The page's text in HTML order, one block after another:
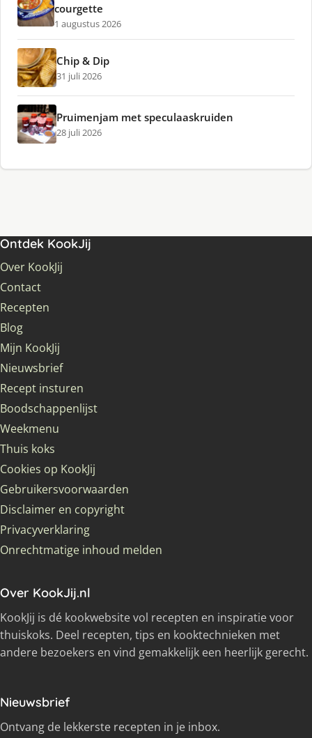
courgette
1 augustus 2026
Chip & Dip
31 juli 2026
Pruimenjam met speculaaskruiden
28 juli 2026
Ontdek KookJij
Over KookJij
Contact
Recepten
Blog
Mijn KookJij
Nieuwsbrief
Recept insturen
Boodschappenlijst
Weekmenu
Thuis koks
Cookies op KookJij
Gebruikersvoorwaarden
Disclaimer en copyright
Privacyverklaring
Onrechtmatige inhoud melden
Over KookJij.nl
KookJij is dé kookwebsite vol recepten en inspiratie voor
thuiskoks. Deel recepten, tips en kooktechnieken met
andere bezoekers en vind gemakkelijk een heerlijk gerecht.
Nieuwsbrief
Ontvang de lekkerste recepten in je inbox.